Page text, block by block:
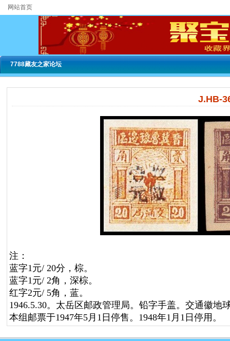
网站首页
7788藏友之家论坛
J.HB-
注：
蓝字1元/ 20分，棕。
蓝字1元/ 2角，深棕。
红字2元/ 5角，蓝。
1946.5.30。太岳区邮政管理局。铅字手盖。交通徽地
本组邮票于1947年5月1日停售。1948年1月1日停用。